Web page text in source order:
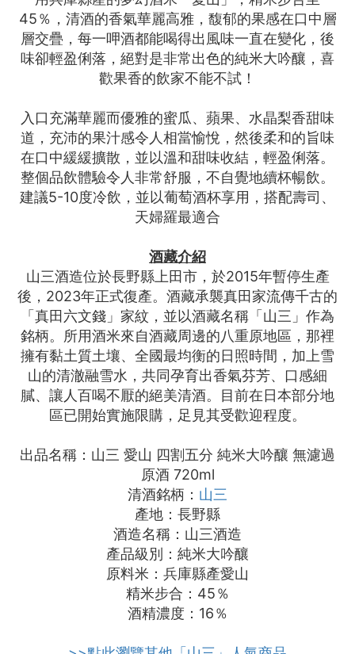
45％，清酒的香氣華麗高雅，馥郁的果感在口中層
層交疊，每一呷酒都能喝得出風味一直在變化，後
味卻輕盈俐落，絕對是非常出色的純米大吟釀，喜
歡果香的飲家不能不試！
入口充滿華麗而優雅的蜜瓜、蘋果、水晶梨香甜味
道，充沛的果汁感令人相當愉悅，然後柔和的旨味
在口中緩緩擴散，並以溫和甜味收結，輕盈俐落。
整個品飲體驗令人非常舒服，不自覺地續杯暢飲。
建議5-10度冷飲，並以葡萄酒杯享用，搭配壽司、
天婦羅最適合
酒藏介紹
山三酒造位於長野縣上田市，於2015年暫停生產
後，2023年正式復產。酒藏承襲真田家流傳千古的
「真田六文錢」家紋，並以酒藏名稱「山三」作為
銘柄。所用酒米來自酒藏周邊的八重原地區，那裡
擁有黏土質土壤、全國最均衡的日照時間，加上雪
山的清澈融雪水，共同孕育出香氣芬芳、口感細
膩、讓人百喝不厭的絕美清酒。目前在日本部分地
區已開始實施限購，足見其受歡迎程度。
出品名稱：山三 愛山 四割五分 純米大吟釀 無濾過
原酒 720ml
清酒銘柄： 山三
產地：長野縣
酒造名稱：山三酒造
產品級別：純米大吟釀
原料米：兵庫縣產愛山
精米步合：45％
酒精濃度：16％